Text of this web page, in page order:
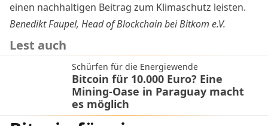
einen nachhaltigen Beitrag zum Klimaschutz leisten.
Benedikt Faupel, Head of Blockchain bei Bitkom e.V.
Lest auch
Schürfen für die Energiewende
Bitcoin für 10.000 Euro? Eine
Mining-Oase in Paraguay macht
es möglich